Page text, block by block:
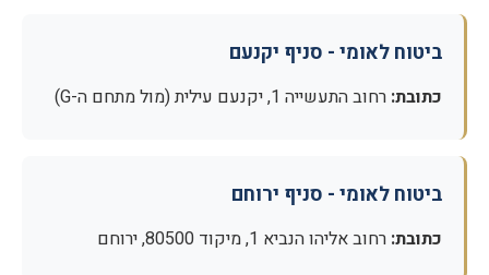
ביטוח לאומי - סניף יקנעם
כתובת: רחוב התעשייה 1, יקנעם עילית (מול מתחם ה-G)
ביטוח לאומי - סניף ירוחם
כתובת: רחוב אליהו הנביא 1, מיקוד 80500, ירוחם